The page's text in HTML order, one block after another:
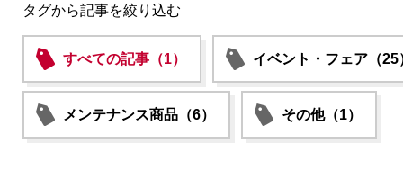
タグから記事を絞り込む
すべての記事（1） イベント・フェア（25
メンテナンス商品（6） その他（1）